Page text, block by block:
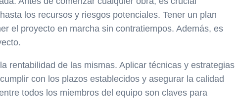
los recursos y riesgos potenciales. Tener un plan
el proyecto en marcha sin contratiempos. Además, es
rentabilidad de las mismas. Aplicar técnicas y estrategias
con los plazos establecidos y asegurar la calidad
todos los miembros del equipo son claves para